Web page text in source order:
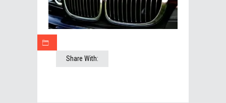
Share With: